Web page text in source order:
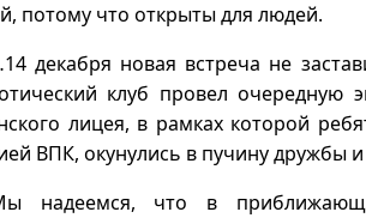
потому что открыты для людей.
декабря новая встреча не
клуб провел
лицея, в рамках которой
ВПК, окунулись в пучину дружбы
надеемся, что в